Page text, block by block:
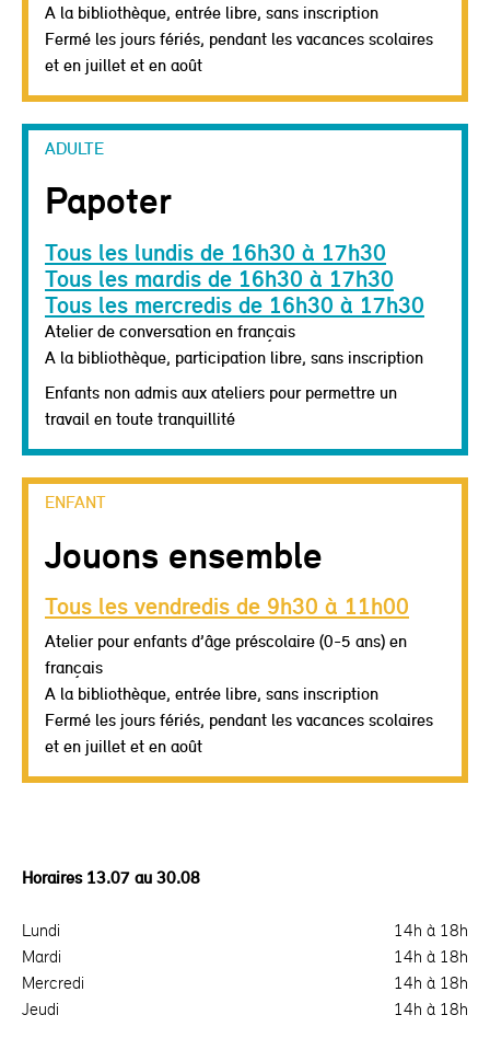
A la bibliothèque, entrée libre, sans inscription
Fermé les jours fériés, pendant les vacances scolaires
et en juillet et en août
ADULTE
Papoter
Tous les lundis de 16h30 à 17h30
Tous les mardis de 16h30 à 17h30
Tous les mercredis de 16h30 à 17h30
Atelier de conversation en français
A la bibliothèque, participation libre, sans inscription
Enfants non admis aux ateliers pour permettre un
travail en toute tranquillité
ENFANT
Jouons ensemble
Tous les vendredis de 9h30 à 11h00
Atelier pour enfants d’âge préscolaire (0-5 ans) en
français
A la bibliothèque, entrée libre, sans inscription
Fermé les jours fériés, pendant les vacances scolaires
et en juillet et en août
Horaires 13.07 au 30.08
Lundi
14h à 18h
Mardi
14h à 18h
Mercredi
14h à 18h
Jeudi
14h à 18h